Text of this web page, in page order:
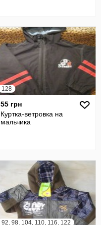
128
55 грн
Куртка-ветровка на
мальчика
92, 98, 104, 110, 116, 122